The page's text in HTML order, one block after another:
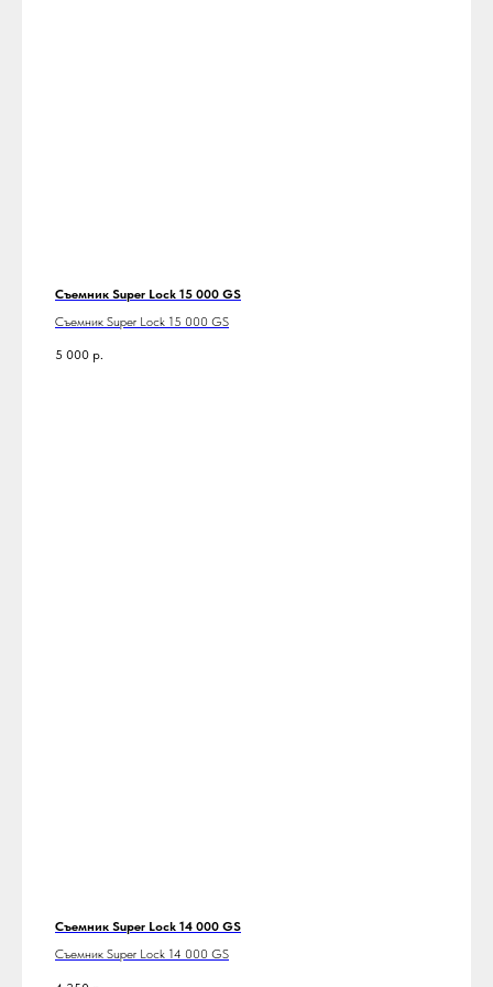
Съемник Super Lock 15 000 GS
Съемник Super Lock 15 000 GS
5 000 р.
Съемник Super Lock 14 000 GS
Съемник Super Lock 14 000 GS